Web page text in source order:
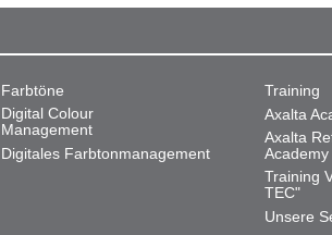
Farbtöne
Digital Colour
Management
Digitales Farbtonmanagement
Training
Axalta
Axalta
Academy
Training
TEC"
Unsere